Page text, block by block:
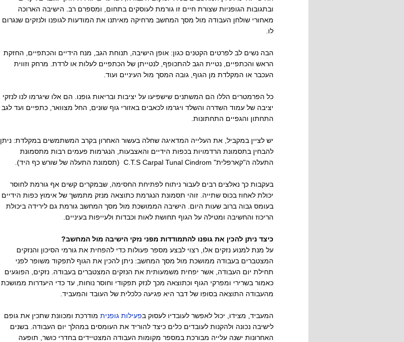
ובתגובות הגופניות שצורת חיים זו גורמת לעוסקים בתחום, ומספרם רב. הישיבה הארוכה
מאחורי שולחן העבודה מול מסך המחשב מרחיקה מאיתנו את המודעות לגופנו ולנזקים שנגרום
לו.
הבה נשים לב לפרטים הקטנים כגון: אופן הישיבה, תנוחת הגב, מנח הידיים והכתפיים, החזקת
הראש והכתפיים, נטיית הגב להתכופף, לנטייתן של הכתפיים לעלות או לרדת. מרחק וזווית
העכבר או המקלדת מן הגוף, גובה המסך מול העיניים ועוד.
כל הפרמטרים הללו הם המשתנים שישפיעו על יציבות ובריאות גופנו. הם אלו שיגרמו לנו לנזקי
יציבה של עמוד השדרה והשלד ויגרמו לכאבים באזורי גוף שונים, החל מצוואר, כתפיים ועד לגב
התחתון והגפיים התחתונות.
יש לציין במקביל, את העלייה המדאיגה שחלה בעשור האחרון בקרב המשתמשים במקלדת: ניתן
להבחין בתסמונת הרדמויות בכפות הידיים והאצבעות, הנגרמות פעמים רבות מתסמונת
התעלה ה"קארפלית" C.T.S Carpal Tunal Cindrom (תסמונת התעלה של שורש כף היד).
בעקבות כך נאלצים רבים לעבור ניתוח לפתיחת החסימה, שבמקרים קשים אף גורמת לחוסר
יכולת לאחוז בכוס שתייה. זוהי תסמונת הנגרמת כתוצאה מנזק מתמשך של אימוץ כפות הידיים
בעומס גבוה ברוב שעות היום. הישיבה הממושכת מול מסך המחשב גורמת גם לירידה ביכולת
הריכוז והחשיבה ומטילה על הגוף תחושת לאות וכבדות ולעייפות בעיניים.
כיצד ניתן להכין את גופנו להתמודדות מפני נזקי הישיבה מול המחשב?
על מנת למנוע נזקים אלו, רצוי לבצע מספר פעולות כדי להפחית את גורמי הסיכון והנזקים
המצטברים בעבודה ממושכת מול מסך המחשב: ניתן להכין את הגוף לתפקוד משופר לפני
תחילת יום העבודה, אשר יפחית משמעותית את הנזקים המצטברים בעבודה. נזקים, הפוגעים
כאמור בשרירי ומפרקי הגוף וכתוצאה מכך לנזק תפקודי וחוסר נוחות, עד כדי היעדרות ממושכת
מהעבודה התוצאה בסופו של דבר היא פגיעה כלכלית של העובד והמעביד.
המעביד, מצידו, יכול לאפשר לעובדיו לעסוק בפעילות גופנית מודרכת ומכוונת שתכין את גופם
לישיבה נכונה ולהקנות לעובדים כלים כיצד להוריד את העומסים במהלך יום העבודה. בשנים
האחרונות ישנה עלייה מבורכת במספר מקומות העבודה המצטיידים בחדרי כושר, תופעה